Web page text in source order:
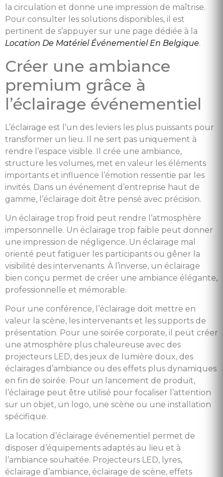
la circulation et donne une impression de maîtrise.
Pour consulter les solutions disponibles, il est
pertinent de s’appuyer sur une page dédiée à la
Location De Matériel Événementiel En Belgique.
Créer une ambiance
premium grâce à
l’éclairage événementiel
L’éclairage est l’un des leviers les plus puissants pour
transformer un lieu. Il ne sert pas uniquement à
rendre l’espace visible. Il crée une ambiance,
structure les volumes, met en valeur les éléments
importants et influence l’émotion ressentie par les
invités. Dans un événement d’entreprise haut de
gamme, l’éclairage doit être pensé avec précision.
Un éclairage trop froid peut rendre l’atmosphère
impersonnelle. Un éclairage trop faible peut donner
une impression de négligence. Un éclairage mal
orienté peut fatiguer les participants ou gêner la
visibilité des intervenants. À l’inverse, un éclairage
bien conçu permet de créer une ambiance élégante,
professionnelle et mémorable.
Pour une conférence, l’éclairage doit mettre en
valeur la scène, les intervenants et les supports de
présentation. Pour une soirée corporate, il peut créer
une atmosphère plus chaleureuse avec des
projecteurs LED, des jeux de lumière doux, des
éclairages d’ambiance ou des effets plus dynamiques
en fin de soirée. Pour un lancement de produit,
l’éclairage peut être utilisé pour focaliser l’attention
sur un objet, un logo, une scène ou une installation
spécifique.
La location d’éclairage événementiel permet de
disposer d’équipements adaptés au lieu et à
l’ambiance souhaitée. Projecteurs LED, lyres,
éclairage d’ambiance, éclairage de scène, effets